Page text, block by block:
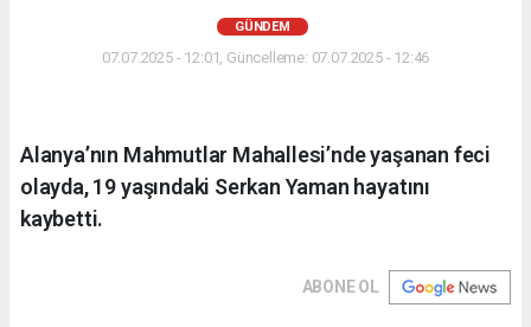
GÜNDEM
07.07.2025 - 12:01, Güncelleme: 07.07.2025 - 12:46
Alanya’nın Mahmutlar Mahallesi’nde yaşanan feci
olayda, 19 yaşındaki Serkan Yaman hayatını
kaybetti.
ABONE OL